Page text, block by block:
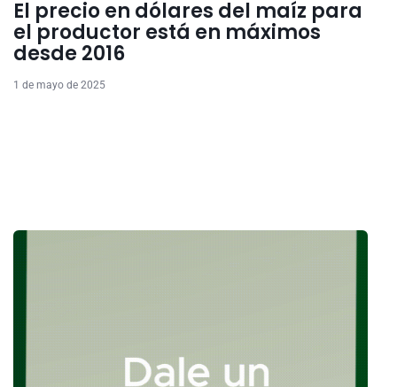
El precio en dólares del maíz para
el productor está en máximos
desde 2016
1 de mayo de 2025